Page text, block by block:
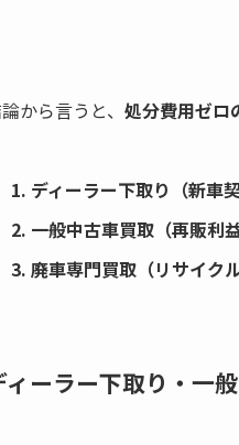
から言うと、 処分費用ゼロ
ディーラー下取り（新車
一般中古車買取（再販利
廃車専門買取（リサイク
ィーラー下取り・一